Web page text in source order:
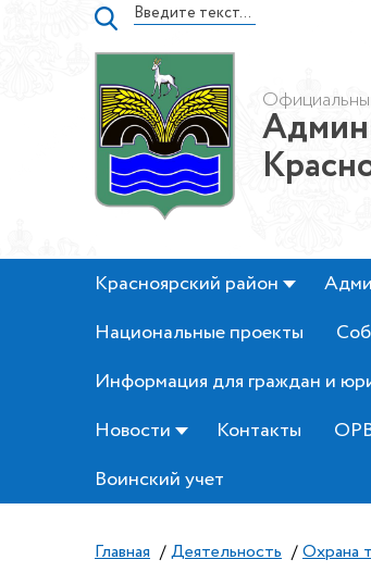
Красноярский район
Национальные проекты
Информация для граждан и
Новости
Контакты
Воинский учет
Главная / Деятельность / Охрана